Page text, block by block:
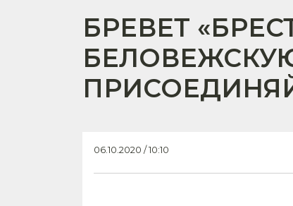
БРЕВЕТ
06.10.2020 / 10:10